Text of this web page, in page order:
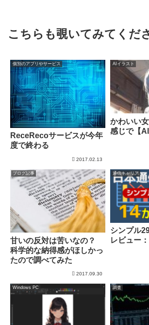
こちらも覗いてみてくだ
個別のアプリやサービス
ReceRecoサービスが今年
度で終わる
2017.02.13
AIイラスト
かわいい
感じで【AI
ブログ記事
甘いの反対は苦いなの？
科学的な納得感がほしかっ
たので調べてみた
2017.09.30
通信キャリア
シンプル
レビュー：
Windows PC 調査